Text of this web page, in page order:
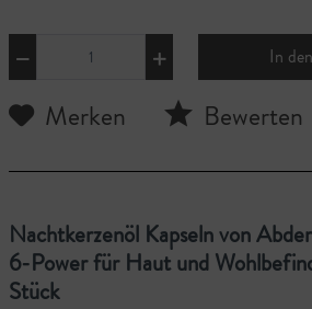
In den
Merken Bewerten
Nachtkerzenöl Kapseln von
6-Power für Haut und
Stück